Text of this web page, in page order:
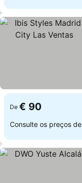
De € 90
Consulte os preços de